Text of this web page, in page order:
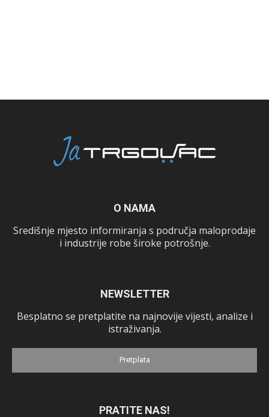
O NAMA
Središnje mjesto informiranja s područja maloprodaje
i industrije robe široke potrošnje.
NEWSLETTER
Besplatno se pretplatite na najnovije vijesti, analize i
istraživanja.
Pretplata
PRATITE NAS!